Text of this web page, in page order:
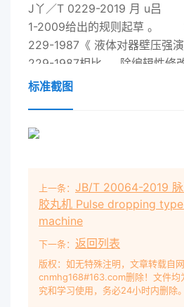
J丫／T 0229-2019 月 u吕
1-2009给出的规则起草 。
229-1987《 液体对器壁压强
229-1987相比 ， 除编辑性修
下‘ 一一增加了对称侧的一个
加了圆筒用透明塑料作材料
标准截图
上一条： JB/T 20064-2019
胶丸机 Pulse dropping
machine
下一条： 返回列表
版权：如无特殊注明，文章转载自
cnmhg168#163.com删除！文件均
究和学习使用，务必24小时内删除。